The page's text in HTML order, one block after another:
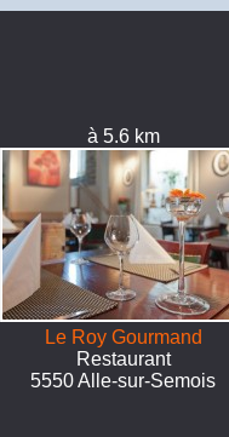
à 5.6 km
Le Roy Gourmand
Restaurant
5550 Alle-sur-Semois